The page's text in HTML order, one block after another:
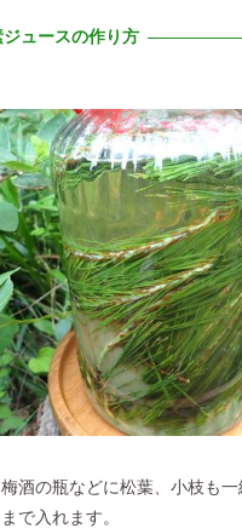
梅酒の瓶などに松葉、小枝も
まで入れます。